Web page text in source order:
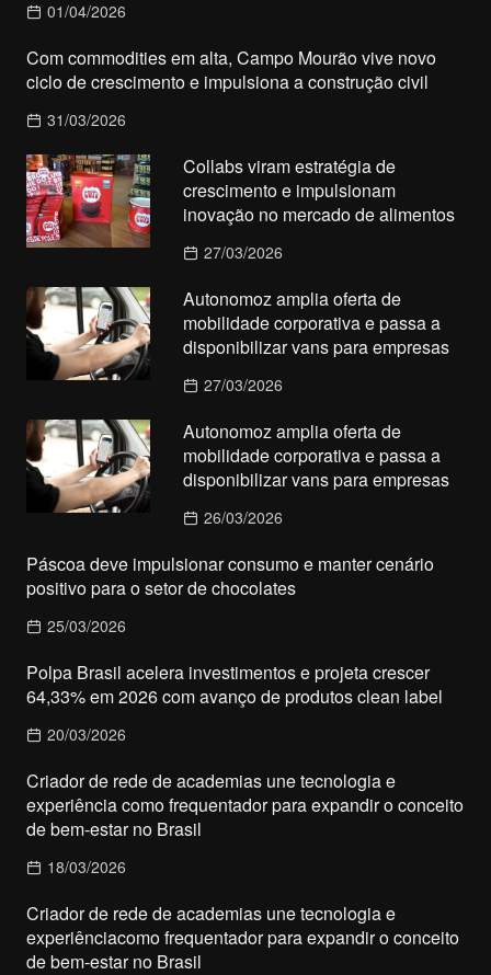
01/04/2026
Com commodities em alta, Campo Mourão vive novo
ciclo de crescimento e impulsiona a construção civil
31/03/2026
Collabs viram estratégia de
crescimento e impulsionam
inovação no mercado de alimentos
27/03/2026
Autonomoz amplia oferta de
mobilidade corporativa e passa a
disponibilizar vans para empresas
27/03/2026
Autonomoz amplia oferta de
mobilidade corporativa e passa a
disponibilizar vans para empresas
26/03/2026
Páscoa deve impulsionar consumo e manter cenário
positivo para o setor de chocolates
25/03/2026
Polpa Brasil acelera investimentos e projeta crescer
64,33% em 2026 com avanço de produtos clean label
20/03/2026
Criador de rede de academias une tecnologia e
experiência como frequentador para expandir o conceito
de bem-estar no Brasil
18/03/2026
Criador de rede de academias une tecnologia e
experiênciacomo frequentador para expandir o conceito
de bem-estar no Brasil